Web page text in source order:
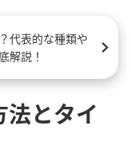
代表的な種類や
解説！
とタイ